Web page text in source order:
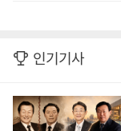
인기기사